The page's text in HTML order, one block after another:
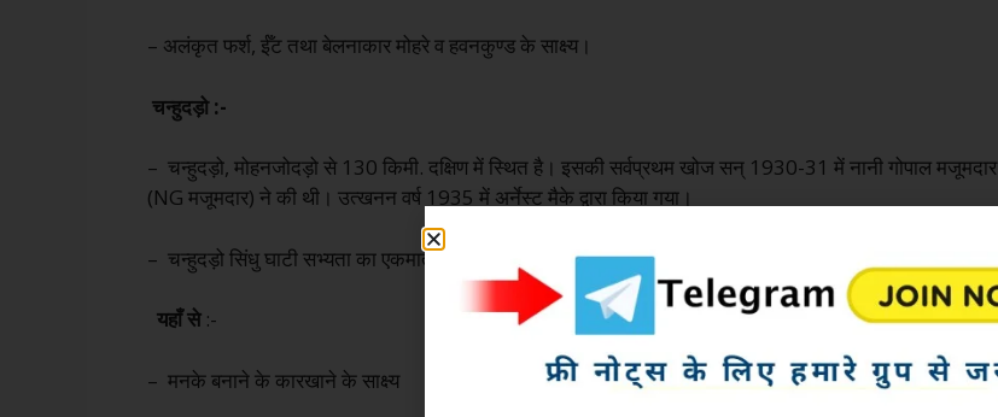
– अलंकृत फर्श, ईँट तथा बेलनाकार मोहरे व हवनकुण्ड के साक्ष्य।
चन्हुदड़ो :-
– चन्हुदड़ो, मोहनजोदड़ो से 130 किमी. दक्षिण में स्थित है। इसकी सर्वप्रथम खोज सन् 1930-31 में नानी गोपाल मजूमदार
(NG मजूमदार) ने की थी। उत्खनन वर्ष 1935 में अर्नेस्ट मैके द्वारा किया गया।
– चन्हुदड़ो सिंधु घाटी सभ्यता का एकमात्र पुरास्थल है, जहाँ से वक्राकार ईंटें मिली हैं।
यहाँ से:-
– मनके बनाने के कारखाने के साक्ष्य